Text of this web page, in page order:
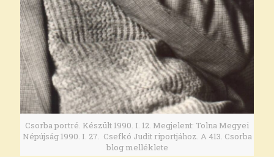
Csorba portré. Készült 1990. I. 12. Megjelent: Tolna Megyei
Népújság 1990. I. 27. Csefkó Judit riportjához. A 413. Csorba
blog melléklete